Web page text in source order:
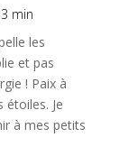
min
les
et pas
! Paix à
étoiles. Je
à mes petits